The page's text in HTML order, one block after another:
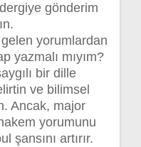
gönderim
yorumlardan
yazmalı mıyım?
bir dille
ve bilimsel
Ancak, major
yorumunu
şansını artırır.